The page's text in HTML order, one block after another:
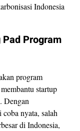
Indonesia
Program
program
startup
Dengan
nyata, salah
di Indonesia,